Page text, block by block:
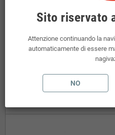
BASE BOOSTER
Sito riservato
Attenzione continuando la
automaticamente di essere
NO